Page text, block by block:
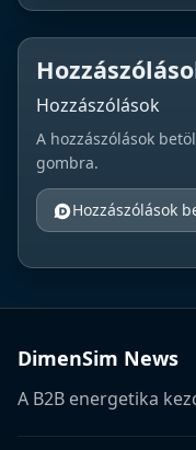
Hozzászólások
A hozzászólások
gombra.
Hozzászólások
DimenSim News
A B2B energetika